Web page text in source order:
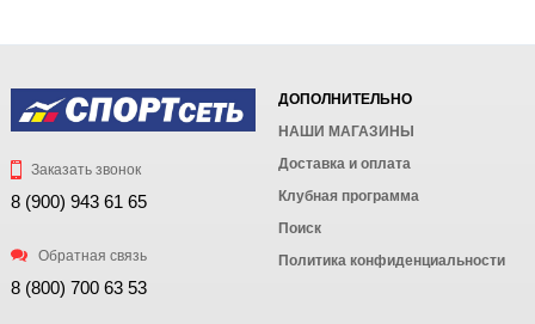
Заказать звонок
8 (900) 943 61 65
Обратная связь
8 (800) 700 63 53
ДОПОЛНИТЕЛЬНО
НАШИ МАГАЗИНЫ
Доставка и оплата
Клубная программа
Поиск
Политика конфиденциальности